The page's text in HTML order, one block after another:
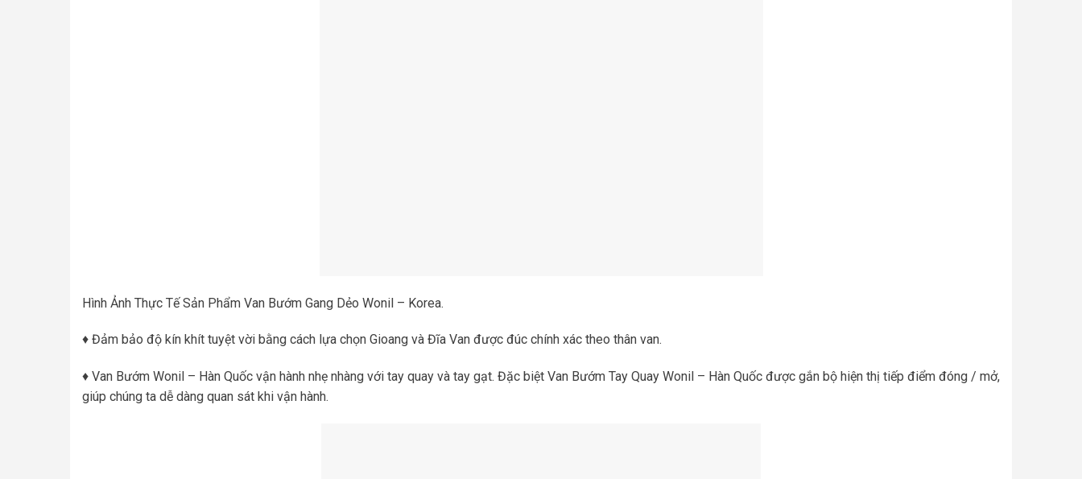
Hình Ảnh Thực Tế Sản Phẩm Van Bướm Gang Dẻo Wonil – Korea.
♦ Đảm bảo độ kín khít tuyệt vời bằng cách lựa chọn Gioang và Đĩa Van được đúc chính xác theo thân van.
♦ Van Bướm Wonil – Hàn Quốc vận hành nhẹ nhàng với tay quay và tay gạt. Đặc biệt Van Bướm Tay Quay Wonil – Hàn Quốc được gắn bộ hiện thị tiếp điểm đóng / mở,
giúp chúng ta dễ dàng quan sát khi vận hành.